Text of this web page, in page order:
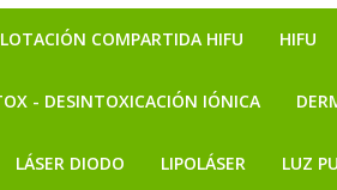
COMPARTIDA HIFU HIFU
- DESINTOXICACIÓN IÓNICA
LÁSER DIODO LIPOLÁSER LUZ